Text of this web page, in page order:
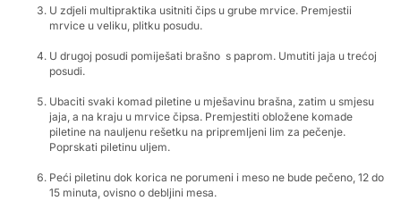
U zdjeli multipraktika usitniti čips u grube mrvice. Premjestii
mrvice u veliku, plitku posudu.
U drugoj posudi pomiješati brašno s paprom. Umutiti jaja u trećoj
posudi.
Ubaciti svaki komad piletine u mješavinu brašna, zatim u smjesu
jaja, a na kraju u mrvice čipsa. Premjestiti obložene komade
piletine na nauljenu rešetku na pripremljeni lim za pečenje.
Poprskati piletinu uljem.
Peći piletinu dok korica ne porumeni i meso ne bude pečeno, 12 do
15 minuta, ovisno o debljini mesa.